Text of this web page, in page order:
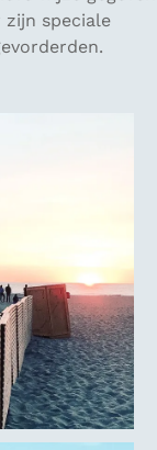
speciale